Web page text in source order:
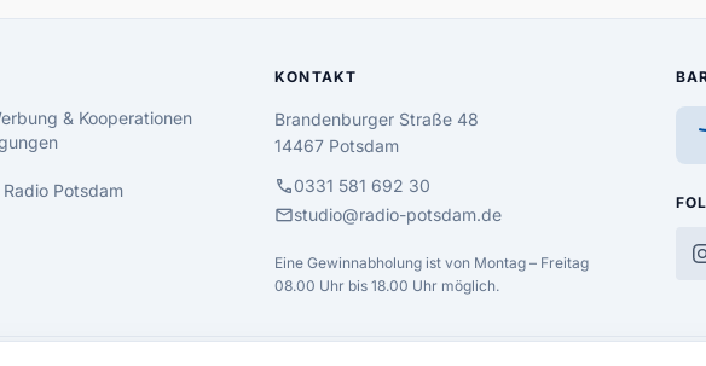
& Kooperationen
Potsdam
KONTAKT
Brandenburger Straße 48
14467 Potsdam
call0331 581 692 30
mailstudio@radio-potsdam.de
Eine Gewinnabholung ist von Montag – Freitag
08.00 Uhr bis 18.00 Uhr möglich.